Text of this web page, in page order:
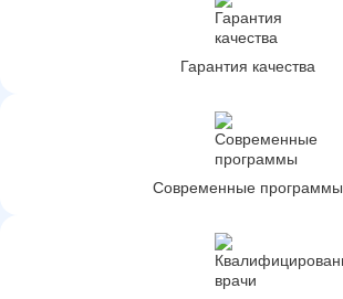
Гарантия качества
Современные программы